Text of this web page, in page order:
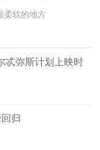
柔软的地方
忒弥斯计划上映时
归